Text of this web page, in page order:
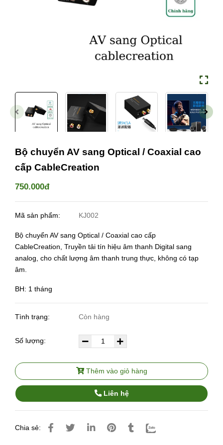
Bộ chuyển AV sang Optical / Coaxial cao
cấp CableCreation
750.000đ
Mã sản phẩm: KJ002
Bộ chuyển AV sang Optical / Coaxial cao cấp
CableCreation, Truyền tải tín hiệu âm thanh Digital sang
analog, cho chất lượng âm thanh trung thực, không có tạp
âm.
BH: 1 tháng
Tình trạng: Còn hàng
Số lượng:
Thêm vào giỏ hàng
Liên hệ
Chia sẻ: